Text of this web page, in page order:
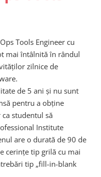
Tools Engineer cu
mai întâlnită în rândul
zilnice de
de 5 ani și nu sunt
pentru a obține
ca studentul să
Institute
are o durată de 90 de
cerințe tip grilă cu mai
tip „fill-in-blank